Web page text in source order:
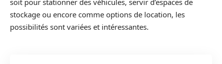
soit pour stationner des véhicules, servir d’espaces de
stockage ou encore comme options de location, les
possibilités sont variées et intéressantes.